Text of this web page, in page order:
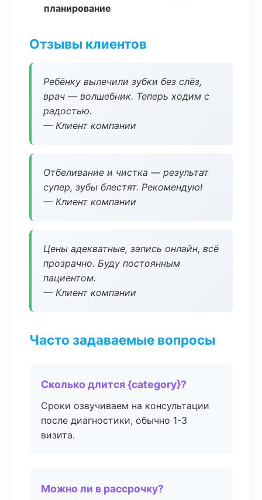
планирование
Отзывы клиентов
Ребёнку вылечили зубки без слёз,
врач — волшебник. Теперь ходим с
радостью.
— Клиент компании
Отбеливание и чистка — результат
супер, зубы блестят. Рекомендую!
— Клиент компании
Цены адекватные, запись онлайн, всё
прозрачно. Буду постоянным
пациентом.
— Клиент компании
Часто задаваемые вопросы
Сколько длится {category}?
Сроки озвучиваем на консультации
после диагностики, обычно 1-3
визита.
Можно ли в рассрочку?